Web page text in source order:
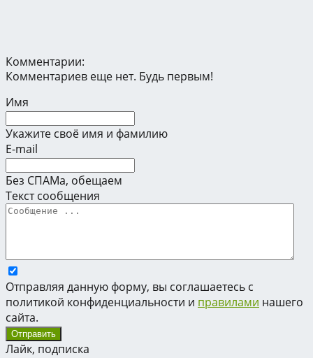
Комментарии:
Комментариев еще нет. Будь первым!
Имя
Укажите своё имя и фамилию
E-mail
Без СПАМа, обещаем
Текст сообщения
Отправляя данную форму, вы соглашаетесь с
политикой конфиденциальности и правилами нашего
сайта.
Лайк, подписка